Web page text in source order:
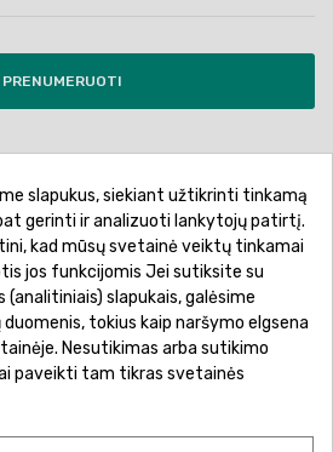
PRENUMERUOTI
Privatumo politika
Prekių pristatymas
Atsiskaitymo būdai
slapukus, siekiant užtikrinti tinkamą
gerinti ir analizuoti lankytojų patirtį.
kad mūsų svetainė veiktų tinkamai
jos funkcijomis Jei sutiksite su
slapukais, galėsime
tokius kaip naršymo elgsena
Nesutikimas arba sutikimo
paveikti tam tikras svetainės